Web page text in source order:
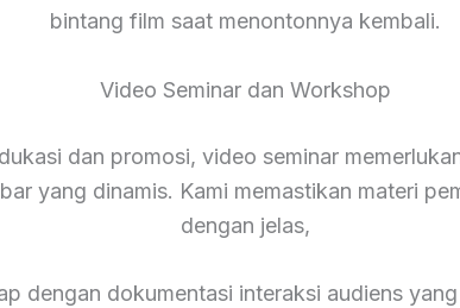
bintang film saat menontonnya kembali.
Video Seminar dan Workshop
dan promosi, video seminar
yang dinamis. Kami memastikan materi
dengan jelas,
dengan dokumentasi interaksi audiens